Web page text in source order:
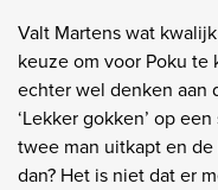
Valt Martens wat
keuze om voor Poku
echter wel denken aan
‘Lekker gokken’ op
twee man uitkapt en
dan? Het is niet dat er